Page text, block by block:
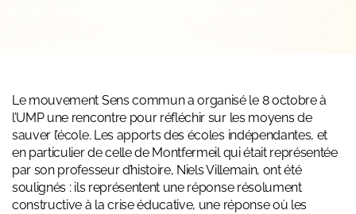
Le mouvement Sens commun a organisé le 8 octobre à
l’UMP une rencontre pour réfléchir sur les moyens de
sauver l’école. Les apports des écoles indépendantes, et
en particulier de celle de Montfermeil qui était représentée
par son professeur d’histoire, Niels Villemain, ont été
soulignés : ils représentent une réponse résolument
constructive à la crise éducative, une réponse où les